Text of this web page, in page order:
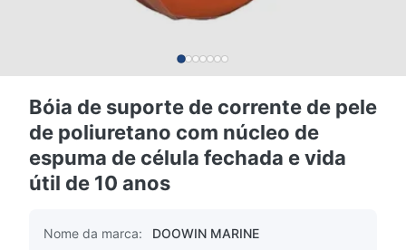
Bóia de suporte de corrente de pele
de poliuretano com núcleo de
espuma de célula fechada e vida
útil de 10 anos
Nome da marca:
DOOWIN MARINE